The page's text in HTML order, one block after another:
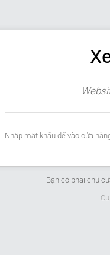
Nhập mật khẩu để vào cửa
Bạn có phải chủ